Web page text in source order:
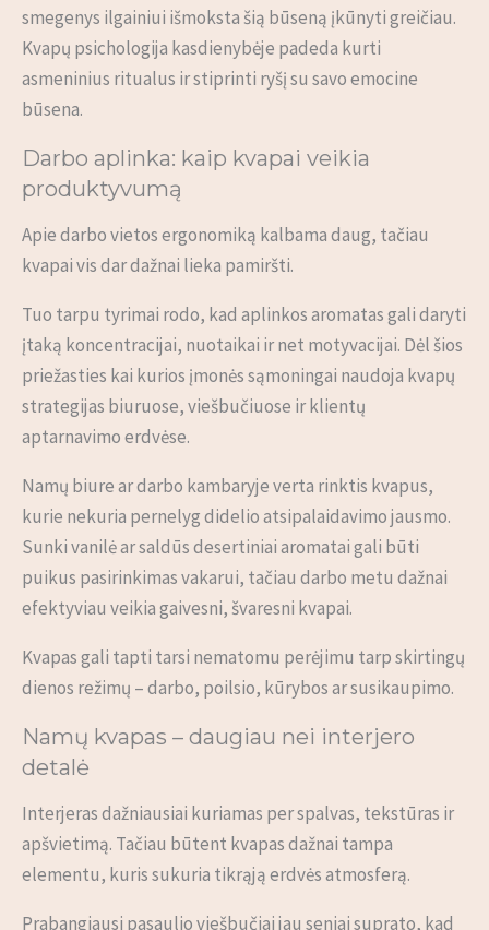
smegenys ilgainiui išmoksta šią būseną įkūnyti greičiau.
Kvapų psichologija kasdienybėje padeda kurti
asmeninius ritualus ir stiprinti ryšį su savo emocine
būsena.
Darbo aplinka: kaip kvapai veikia
produktyvumą
Apie darbo vietos ergonomiką kalbama daug, tačiau
kvapai vis dar dažnai lieka pamiršti.
Tuo tarpu tyrimai rodo, kad aplinkos aromatas gali daryti
įtaką koncentracijai, nuotaikai ir net motyvacijai. Dėl šios
priežasties kai kurios įmonės sąmoningai naudoja kvapų
strategijas biuruose, viešbučiuose ir klientų
aptarnavimo erdvėse.
Namų biure ar darbo kambaryje verta rinktis kvapus,
kurie nekuria pernelyg didelio atsipalaidavimo jausmo.
Sunki vanilė ar saldūs desertiniai aromatai gali būti
puikus pasirinkimas vakarui, tačiau darbo metu dažnai
efektyviau veikia gaivesni, švaresni kvapai.
Kvapas gali tapti tarsi nematomu perėjimu tarp skirtingų
dienos režimų – darbo, poilsio, kūrybos ar susikaupimo.
Namų kvapas – daugiau nei interjero
detalė
Interjeras dažniausiai kuriamas per spalvas, tekstūras ir
apšvietimą. Tačiau būtent kvapas dažnai tampa
elementu, kuris sukuria tikrąją erdvės atmosferą.
Prabangiausi pasaulio viešbučiai jau seniai suprato, kad